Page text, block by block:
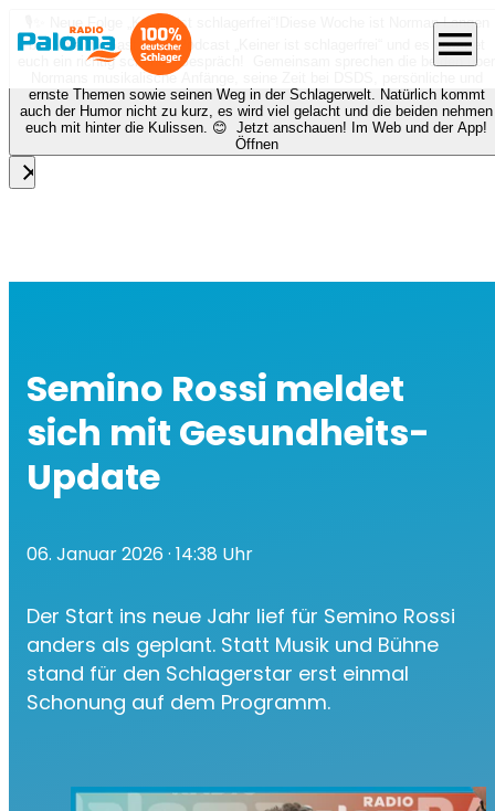
🎙️✨ Neue Folge „Keiner ist schlagerfrei“!
Diese Woche ist Norman Langen
bei Nora zu Gast beim Podcast „Keiner ist schlagerfrei“ und es erwartet
euch ein richtig schönes Gespräch! Gemeinsam sprechen die beiden über
Normans musikalische Anfänge, seine Zeit bei DSDS, persönliche und
ernste Themen sowie seinen Weg in der Schlagerwelt. Natürlich kommt
auch der Humor nicht zu kurz, es wird viel gelacht und die beiden nehmen
euch mit hinter die Kulissen. 😊 Jetzt anschauen! Im Web und der App!
Öffnen
close
menu
Semino Rossi meldet
sich mit Gesundheits-
Update
06. Januar 2026· 14:38 Uhr
Der Start ins neue Jahr lief für Semino Rossi
anders als geplant. Statt Musik und Bühne
stand für den Schlagerstar erst einmal
Schonung auf dem Programm.